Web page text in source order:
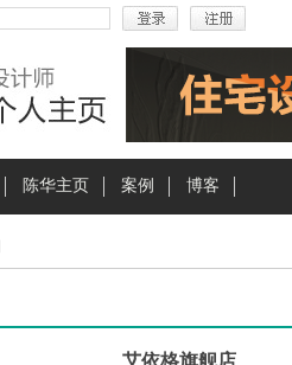
陈华主页 案例 博客
艾依格旗舰店